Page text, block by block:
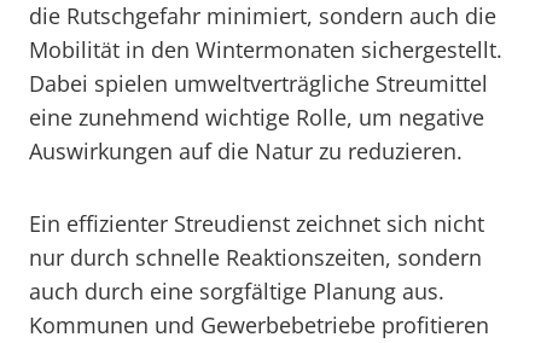
die Rutschgefahr minimiert, sondern auch die
Mobilität in den Wintermonaten sichergestellt.
Dabei spielen umweltverträgliche Streumittel
eine zunehmend wichtige Rolle, um negative
Auswirkungen auf die Natur zu reduzieren.
Ein effizienter Streudienst zeichnet sich nicht
nur durch schnelle Reaktionszeiten, sondern
auch durch eine sorgfältige Planung aus.
Kommunen und Gewerbebetriebe profitieren